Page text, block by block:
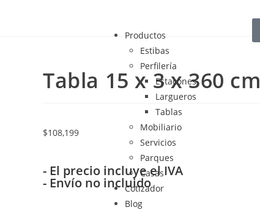
Productos
Estibas
Perfilería
Estacones
Largueros
Tablas
Mobiliario
Servicios
Parques
Casas
Cotizador
Blog
Tabla 15 x 3 x 360 cm
$108,199
- El precio incluye el IVA
- Envío no incluido